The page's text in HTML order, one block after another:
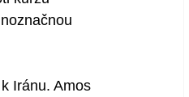
Iránu. Amos